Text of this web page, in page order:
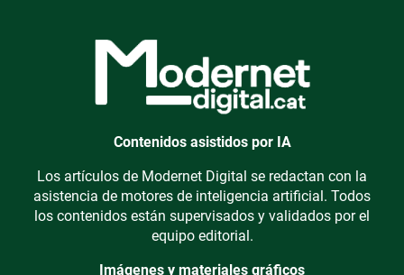
Contenidos asistidos por IA
Los artículos de Modernet Digital se redactan con la
asistencia de motores de inteligencia artificial. Todos
los contenidos están supervisados y validados por el
equipo editorial.
Imágenes y materiales gráficos